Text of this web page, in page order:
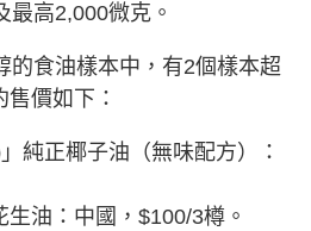
最高2,000微克。
的食油樣本中，有2個樣本超
價如下：
純正椰子油（無味配方）：
生油：中國，$100/3樽。